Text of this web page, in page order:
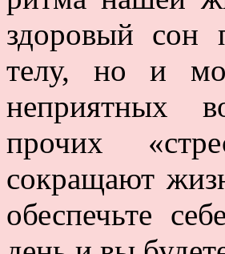
здоровый сон
телу, но и
неприятных
прочих
сокращают
обеспечьте